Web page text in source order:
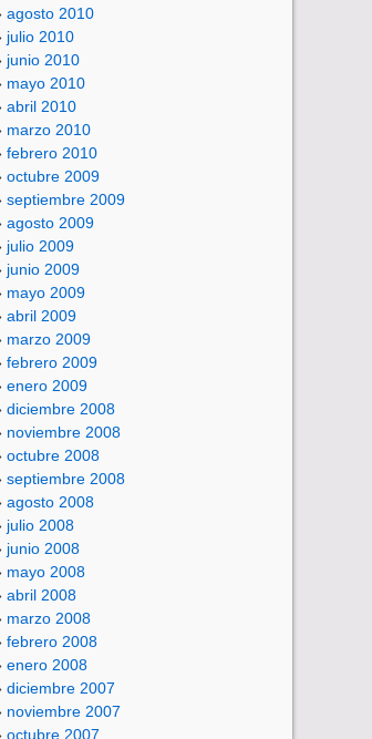
agosto 2010
julio 2010
junio 2010
mayo 2010
abril 2010
marzo 2010
febrero 2010
octubre 2009
septiembre 2009
agosto 2009
julio 2009
junio 2009
mayo 2009
abril 2009
marzo 2009
febrero 2009
enero 2009
diciembre 2008
noviembre 2008
octubre 2008
septiembre 2008
agosto 2008
julio 2008
junio 2008
mayo 2008
abril 2008
marzo 2008
febrero 2008
enero 2008
diciembre 2007
noviembre 2007
octubre 2007